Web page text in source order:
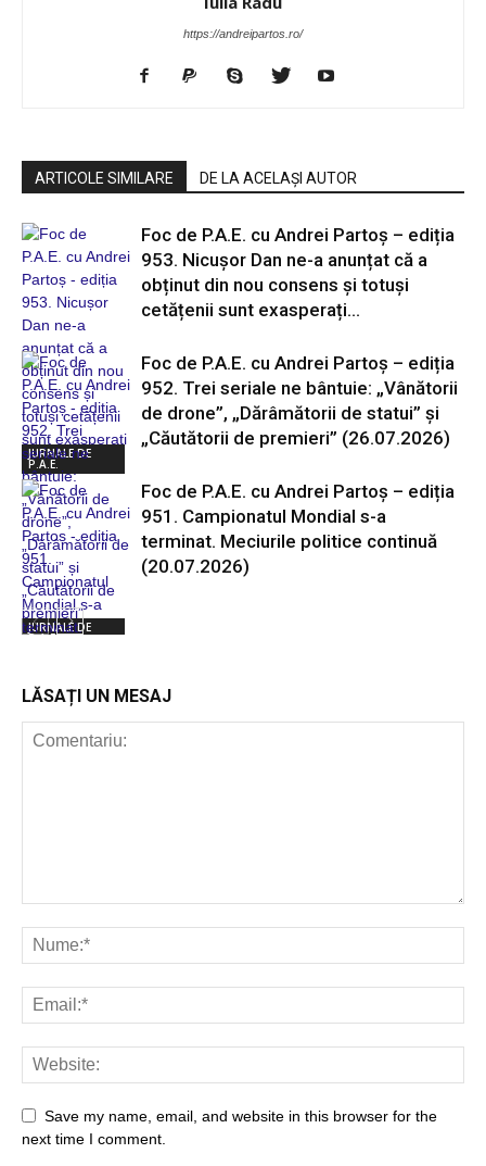
https://andreipartos.ro/
ARTICOLE SIMILARE DE LA ACELAȘI AUTOR
JURNALE DE
P.A.E.
Foc de P.A.E. cu Andrei Partoș – ediția
953. Nicușor Dan ne-a anunțat că a
obținut din nou consens și totuși
cetățenii sunt exasperați...
JURNALE DE
P.A.E.
Foc de P.A.E. cu Andrei Partoș – ediția
952. Trei seriale ne bântuie: „Vânătorii
de drone”, „Dărâmătorii de statui” și
„Căutătorii de premieri” (26.07.2026)
JURNALE DE
P.A.E.
Foc de P.A.E. cu Andrei Partoș – ediția
951. Campionatul Mondial s-a
terminat. Meciurile politice continuă
(20.07.2026)
LĂSAȚI UN MESAJ
Save my name, email, and website in this browser for the
next time I comment.